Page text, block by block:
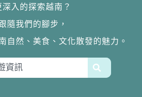
深入的探索越南？
隨我們的腳步，
自然、美食、文化散發的魅力。